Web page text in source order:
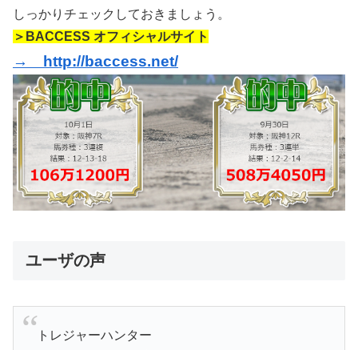
しっかりチェックしておきましょう。
＞BACCESS オフィシャルサイト
→ http://baccess.net/
ユーザの声
トレジャーハンター